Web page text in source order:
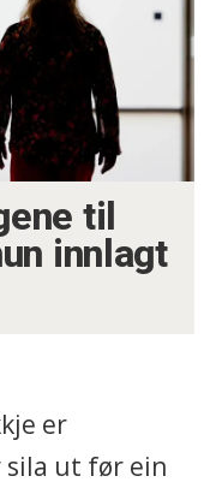
til
innlagt
er
ut før ein